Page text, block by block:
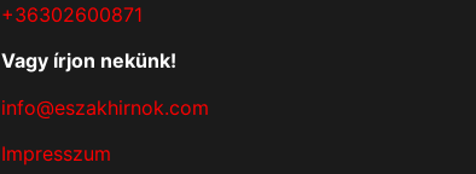
+36302600871
Vagy írjon nekünk!
info@eszakhirnok.com
Impresszum